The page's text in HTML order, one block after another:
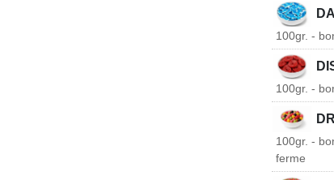
100gr. -
100gr. -
100gr. -
ferme